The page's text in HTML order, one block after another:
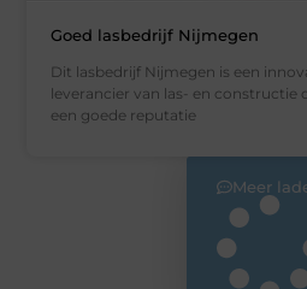
Goed lasbedrijf Nijmegen
Dit lasbedrijf Nijmegen is een
leverancier van las- en constructie
een goede reputatie
Meer